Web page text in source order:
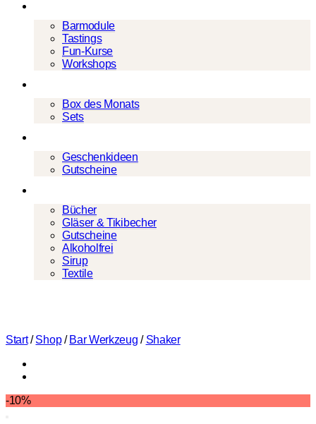
Barmodule
Tastings
Fun-Kurse
Workshops
Box des Monats
Sets
Geschenkideen
Gutscheine
Bücher
Gläser & Tikibecher
Gutscheine
Alkoholfrei
Sirup
Textile
Start / Shop / Bar Werkzeug / Shaker
-10%